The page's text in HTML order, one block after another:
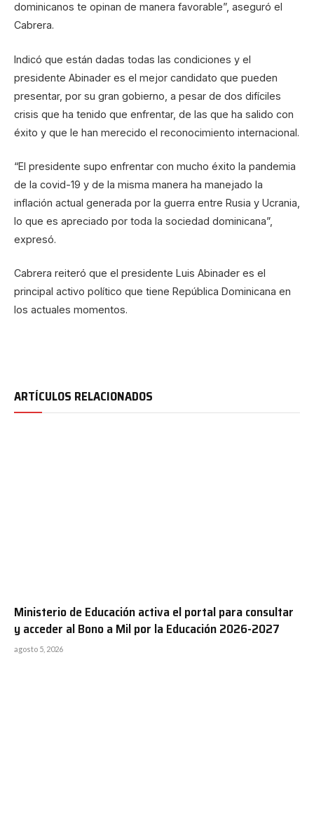
dominicanos te opinan de manera favorable”, aseguró el
Cabrera.
Indicó que están dadas todas las condiciones y el
presidente Abinader es el mejor candidato que pueden
presentar, por su gran gobierno, a pesar de dos difíciles
crisis que ha tenido que enfrentar, de las que ha salido con
éxito y que le han merecido el reconocimiento internacional.
“El presidente supo enfrentar con mucho éxito la pandemia
de la covid-19 y de la misma manera ha manejado la
inflación actual generada por la guerra entre Rusia y Ucrania,
lo que es apreciado por toda la sociedad dominicana”,
expresó.
Cabrera reiteró que el presidente Luis Abinader es el
principal activo político que tiene República Dominicana en
los actuales momentos.
ARTÍCULOS RELACIONADOS
Ministerio de Educación activa el portal para consultar
y acceder al Bono a Mil por la Educación 2026-2027
agosto 5, 2026